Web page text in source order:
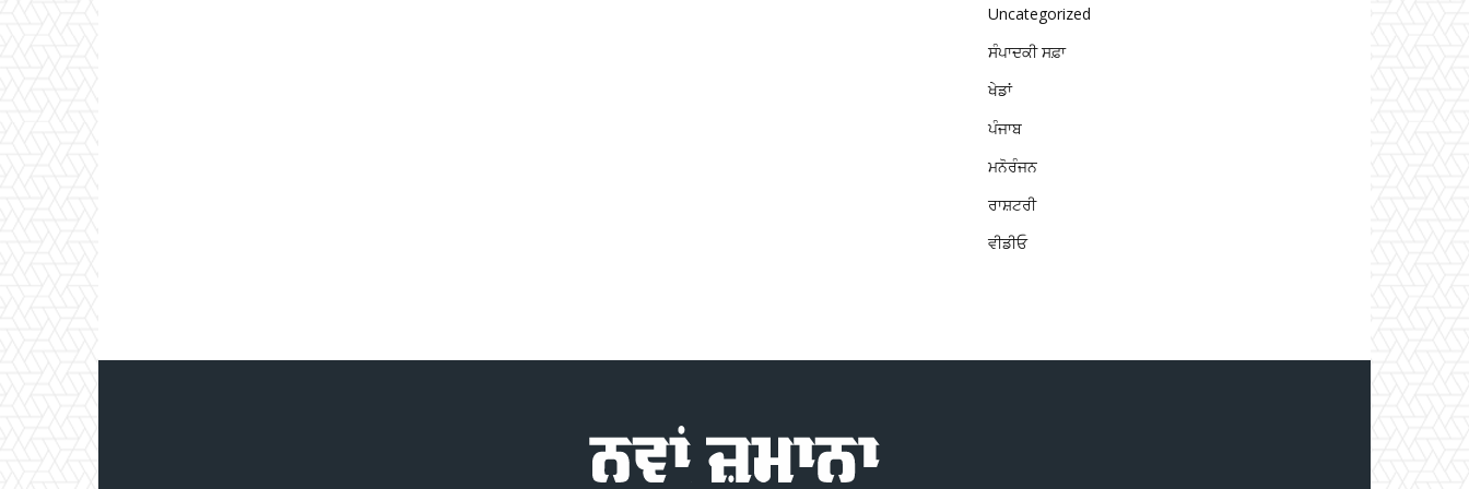
Uncategorized
ਸੰਪਾਦਕੀ ਸਫ਼ਾ
ਖੇਡਾਂ
ਪੰਜਾਬ
ਮਨੋਰੰਜਨ
ਰਾਸ਼ਟਰੀ
ਵੀਡੀਓ